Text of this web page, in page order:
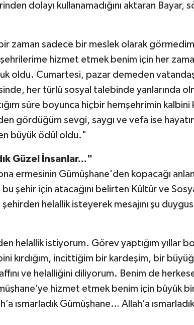
dolayı kullanamadığını aktaran Bayar,
zaman sadece bir meslek olarak
hizmet etmek benim için her
oldu. Cumartesi, pazar demeden
her türlü sosyal talebinde yanlarında
süre boyunca hiçbir hemşehrimin kalbini
gördüğüm sevgi, saygı ve vefa ise
büyük ödül oldu."
Güzel İnsanlar..."
ermesinin Gümüşhane'den kopacağı
bu şehir için atacağını belirten Kültür ve
helallik isteyerek mesajını şu
helallik istiyorum. Görev yaptığım yıllar
kırdığım, incittiğim bir kardeşim, bir
ve helalliğini diliyorum. Benim de
hizmet etmek benim için büyük
ısmarladık Gümüşhane… Allah’a